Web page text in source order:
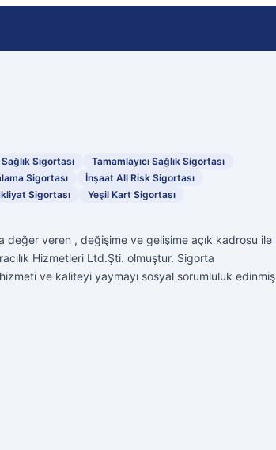
Sigortası
Tamamlayıcı Sağlık Sigortası
Sigortası
İnşaat All Risk Sigortası
Sigortası
Yeşil Kart Sigortası
değer veren , değişime ve gelişime açık kadrosu ile
Hizmetleri Ltd.Şti. olmuştur. Sigorta
ve kaliteyi yaymayı sosyal sorumluluk edinmiş